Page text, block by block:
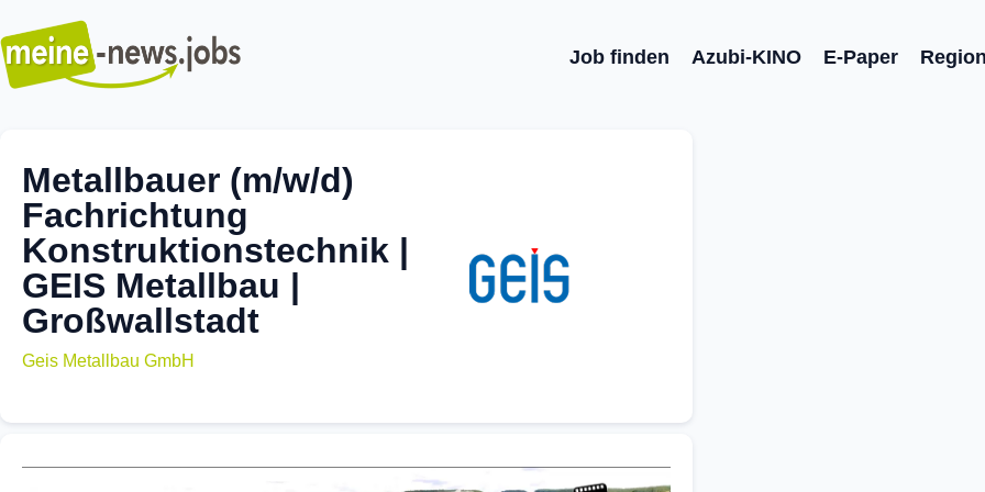
Job finden Azubi-KINO E-Paper
Metallbauer (m/w/d)
Fachrichtung
Konstruktionstechnik |
GEIS Metallbau |
Großwallstadt
Geis Metallbau GmbH